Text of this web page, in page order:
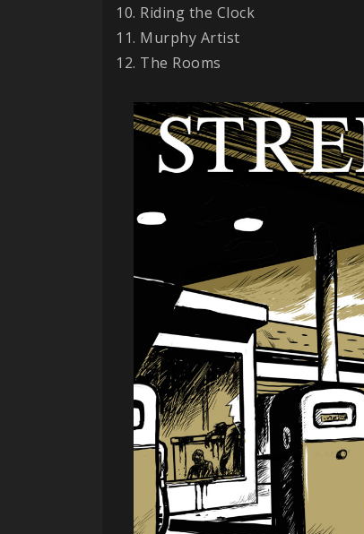
10. Riding the Clock
11. Murphy Artist
12. The Rooms